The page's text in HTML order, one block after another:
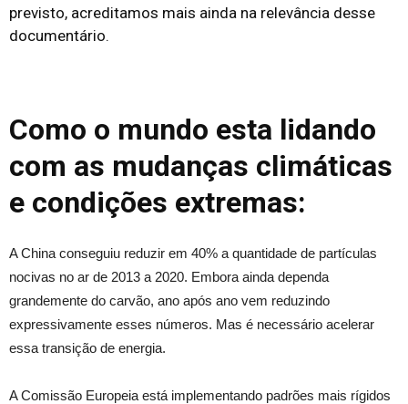
previsto, acreditamos mais ainda na relevância desse
documentário.
Como o mundo esta lidando
com as mudanças climáticas
e condições extremas:
A China conseguiu reduzir em 40% a quantidade de partículas
nocivas no ar de 2013 a 2020. Embora ainda dependa
grandemente do carvão, ano após ano vem reduzindo
expressivamente esses números. Mas é necessário acelerar
essa transição de energia.
A Comissão Europeia está implementando padrões mais rígidos